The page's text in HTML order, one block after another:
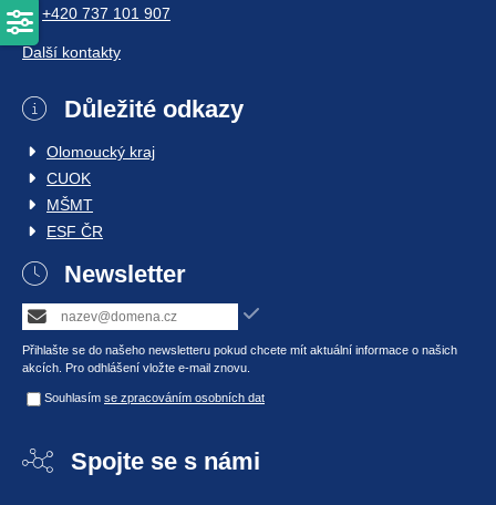
+420 737 101 907
Další kontakty
Důležité odkazy
Olomoucký kraj
CUOK
MŠMT
ESF ČR
Newsletter
Přihlašte se do našeho newsletteru pokud chcete mít aktuální informace o našich
akcích. Pro odhlášení vložte e-mail znovu.
Souhlasím se zpracováním osobních dat
Spojte se s námi